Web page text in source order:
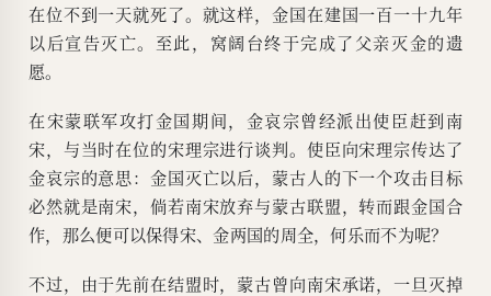
在位不到一天就死了。就这样，金国在建国一百一十九年
以后宣告灭亡。至此，窝阔台终于完成了父亲灭金的遗
愿。
在宋蒙联军攻打金国期间，金哀宗曾经派出使臣赶到南
宋，与当时在位的宋理宗进行谈判。使臣向宋理宗传达了
金哀宗的意思：金国灭亡以后，蒙古人的下一个攻击目标
必然就是南宋，倘若南宋放弃与蒙古联盟，转而跟金国合
作，那么便可以保得宋、金两国的周全，何乐而不为呢？
不过，由于先前在结盟时，蒙古曾向南宋承诺，一旦灭掉